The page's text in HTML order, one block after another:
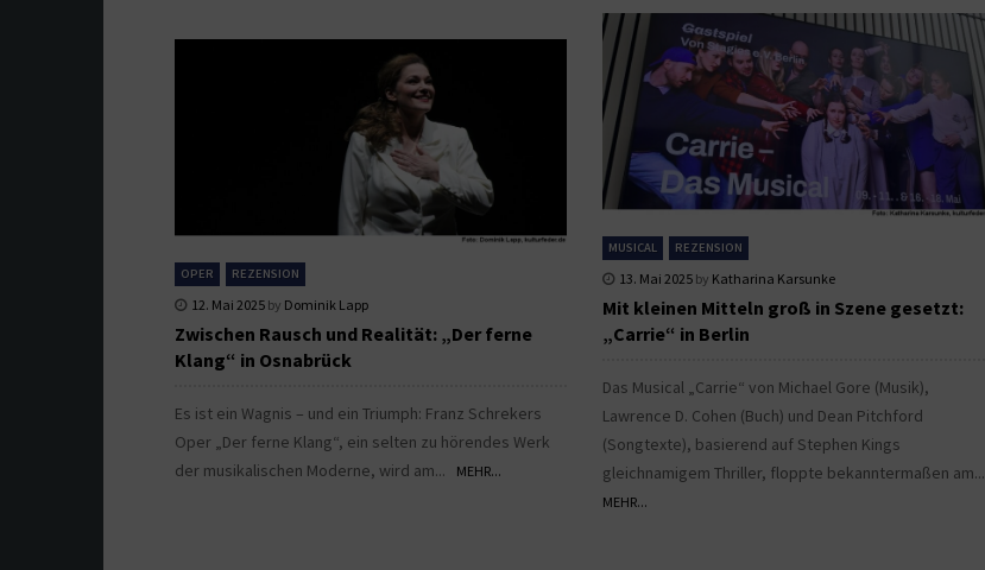
MUSICAL REZENSION
13. Mai 2025 by Katharina Karsunke
Mit kleinen Mitteln groß in Szene gesetzt:
„Carrie“ in Berlin
Das Musical „Carrie“ von Michael Gore (Musik),
Lawrence D. Cohen (Buch) und Dean Pitchford
(Songtexte), basierend auf Stephen Kings
gleichnamigem Thriller, floppte bekanntermaßen am...
MEHR...
OPER REZENSION
12. Mai 2025 by Dominik Lapp
Zwischen Rausch und Realität: „Der ferne
Klang“ in Osnabrück
Es ist ein Wagnis – und ein Triumph: Franz Schrekers
Oper „Der ferne Klang“, ein selten zu hörendes Werk
der musikalischen Moderne, wird am...
MEHR...